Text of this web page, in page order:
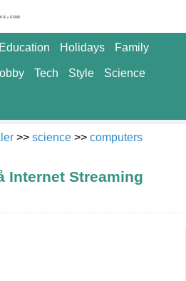
Education Holidays Family
Tech Style Science
>> science >> computers
Internet Streaming